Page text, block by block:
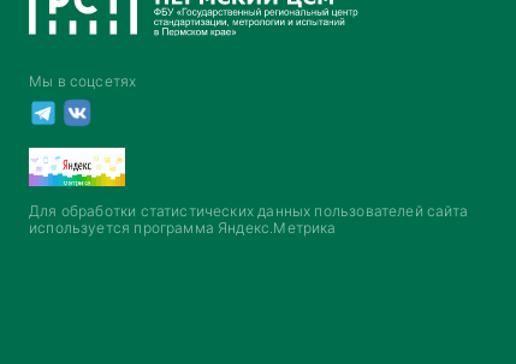
Мы в соцсетях
Для обработки статистических данных пользователей сайта
используется программа Яндекс.Метрика